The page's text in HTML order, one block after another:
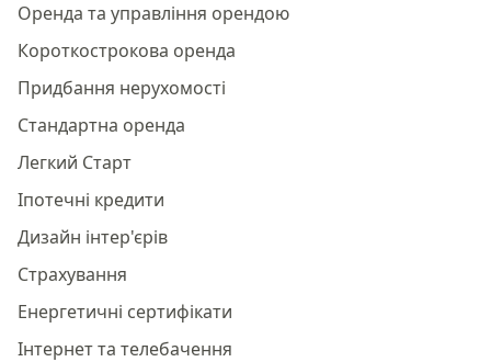
Оренда та управління орендою
Короткострокова оренда
Придбання нерухомості
Стандартна оренда
Легкий Старт
Іпотечні кредити
Дизайн інтер'єрів
Страхування
Енергетичні сертифікати
Інтернет та телебачення